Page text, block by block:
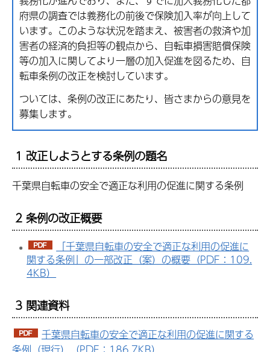
府県の調査では義務化の前後で保険加入率が向上して
います。このような状況を踏まえ、被害者の救済や加
害者の経済的負担等の観点から、自転車損害賠償保険
等の加入に関してより一層の加入促進を図るため、自
転車条例の改正を検討しています。
ついては、条例の改正にあたり、皆さまからの意見を
募集します。
1 改正しようとする条例の題名
千葉県自転車の安全で適正な利用の促進に関する条例
2 条例の改正概要
「千葉県自転車の安全で適正な利用の促進に
関する条例」の一部改正（案）の概要（PDF：109.
4KB）
3 関連資料
千葉県自転車の安全で適正な利用の促進に関する